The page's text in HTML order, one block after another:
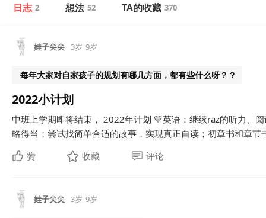
日志 2 想法 52 TA的收藏 370
娃子尖尖 3岁 9岁
每年大家对自家孩子的规划有哪几方面，都有些什么呀？？
2022小计划
中班上学期即将结束， 2022年计划 💛英语：继续raz的听力、
略得当；尝试找简单合适的故事，实现真正自读；初章书和章节
赞
收藏 评论
娃子尖尖 3岁 9岁